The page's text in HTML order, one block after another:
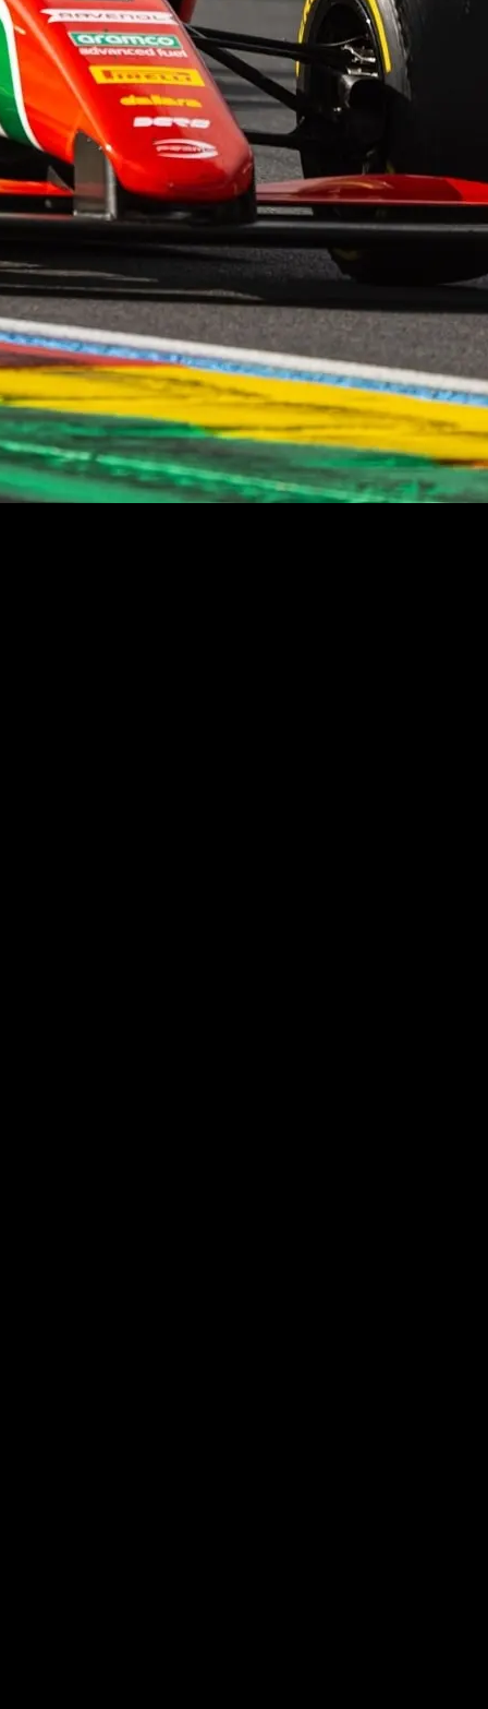
El México GP presenta a Michel
Jourdain Jr. como embajador
de la edición 2026
¡Síguenos!
Facebook InstagramX